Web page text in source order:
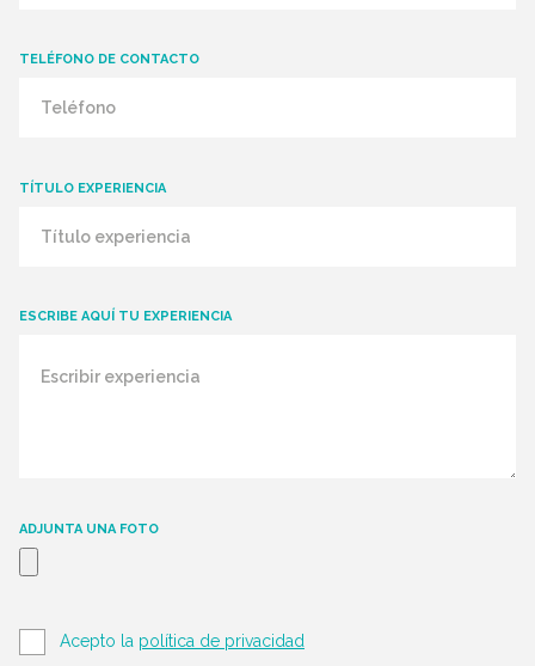
TELÉFONO DE CONTACTO
TÍTULO EXPERIENCIA
ESCRIBE AQUÍ TU EXPERIENCIA
ADJUNTA UNA FOTO
Acepto la política de privacidad